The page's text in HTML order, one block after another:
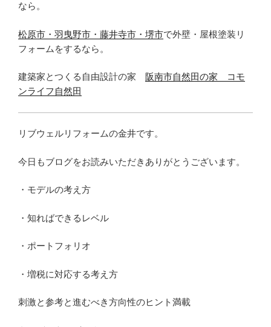
なら。
松原市・羽曳野市・藤井寺市・堺市で外壁・屋根塗装リ
フォームをするなら。
建築家とつくる自由設計の家 阪南市自然田の家 コモ
ンライフ自然田
リブウェルリフォームの金井です。
今日もブログをお読みいただきありがとうございます。
・モデルの考え方
・知ればできるレベル
・ポートフォリオ
・増税に対応する考え方
刺激と参考と進むべき方向性のヒント満載